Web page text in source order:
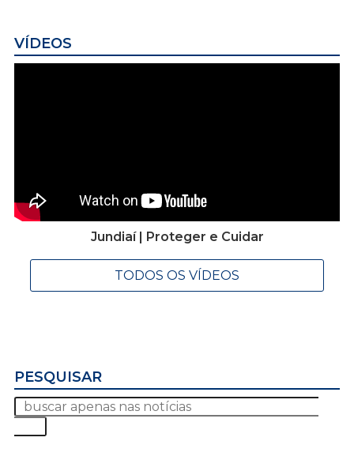
VÍDEOS
Jundiaí | Proteger e Cuidar
TODOS OS VÍDEOS
PESQUISAR